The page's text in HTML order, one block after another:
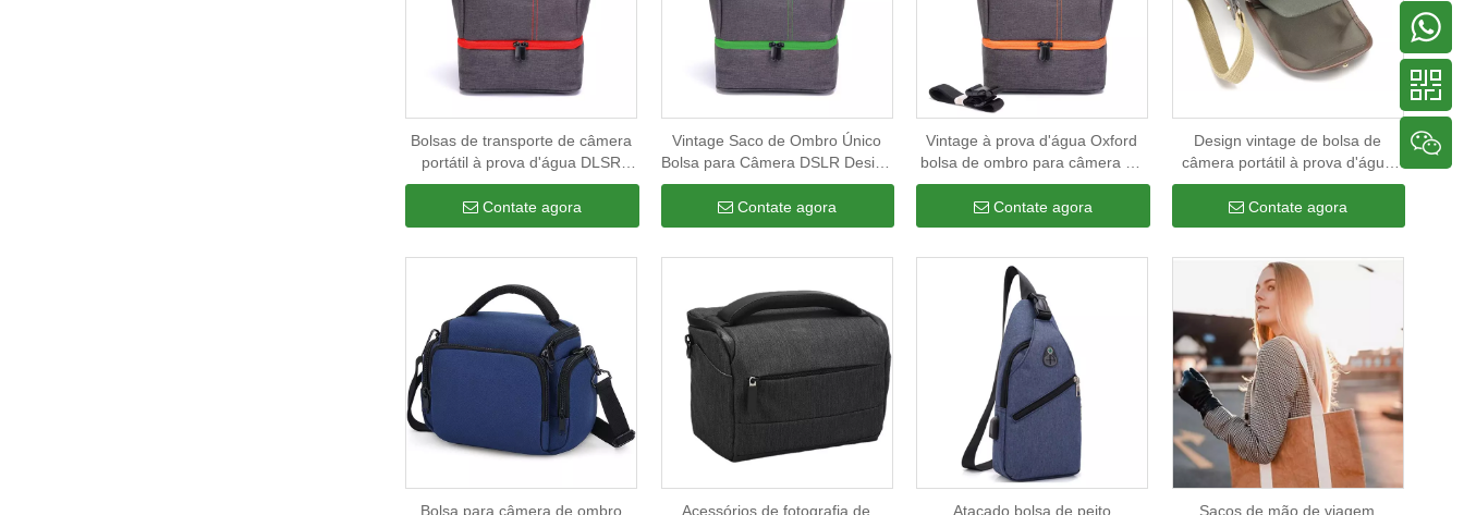
Bolsas de transporte de câmera
portátil à prova d'água DLSR
Gear Bolsa de ombro única para
armazenamento de acessórios
de fotografia
Contate agora
Vintage Saco de Ombro Único
Bolsa para Câmera DSLR Design
Bolsas DSLR Resistente à Água
Fotografia Acessórios Divisor
Contate agora
Vintage à prova d'água Oxford
bolsa de ombro para câmera de
etiqueta privada logotipo
personalizado organizador de
armazenamento para viagens
Contate agora
Design vintage de bolsa de
câmera portátil à prova d'água
DSLR acessórios traseiros
bolsas para fotografia de viagem
ao ar livre
Contate agora
Bolsa para câmera de ombro
Acessórios de fotografia de
Atacado bolsa de peito
Sacos de mão de viagem